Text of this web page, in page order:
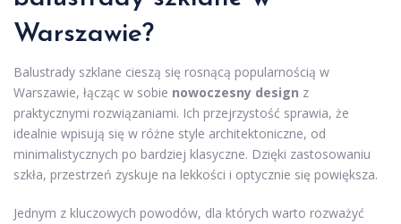
Warszawie?
Balustrady szklane cieszą się rosnącą popularnością w
Warszawie, łącząc w sobie nowoczesny design z
praktycznymi rozwiązaniami. Ich przejrzystość sprawia, że
idealnie wpisują się w różne style architektoniczne, od
minimalistycznych po bardziej klasyczne. Dzięki zastosowaniu
szkła, przestrzeń zyskuje na lekkości i optycznie się powiększa.
Jednym z kluczowych powodów, dla których warto rozważyć